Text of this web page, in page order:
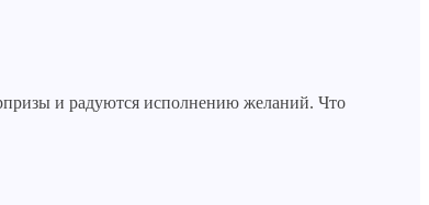
и радуются исполнению желаний. Что